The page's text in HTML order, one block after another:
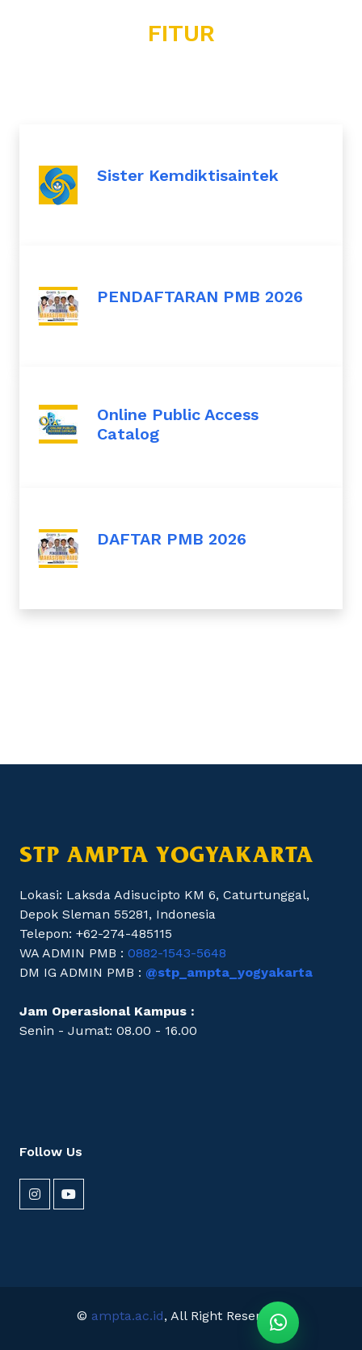
FITUR
Sister Kemdiktisaintek
PENDAFTARAN PMB 2026
Online Public Access
Catalog
DAFTAR PMB 2026
STP AMPTA YOGYAKARTA
Lokasi: Laksda Adisucipto KM 6, Caturtunggal,
Depok Sleman 55281, Indonesia
Telepon: +62-274-485115
WA ADMIN PMB : 0882-1543-5648
DM IG ADMIN PMB : @stp_ampta_yogyakarta
Jam Operasional Kampus :
Senin - Jumat: 08.00 - 16.00
Follow Us
© ampta.ac.id, All Right Reserved.